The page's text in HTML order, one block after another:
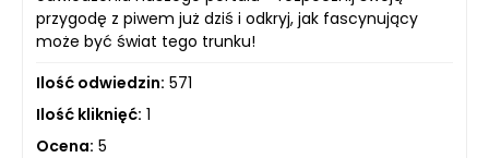
przygodę z piwem już dziś i odkryj, jak fascynujący
może być świat tego trunku!
Ilość odwiedzin: 571
Ilość kliknięć: 1
Ocena: 5